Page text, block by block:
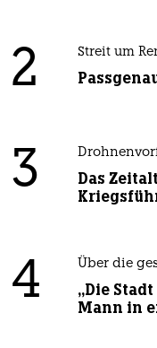
2 Streit um
3
Das
4 Über die
„Die
Mann in